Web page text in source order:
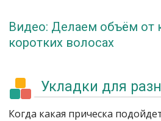
Видео: Делаем объём от
коротких волосах
Укладки для
Когда какая прическа